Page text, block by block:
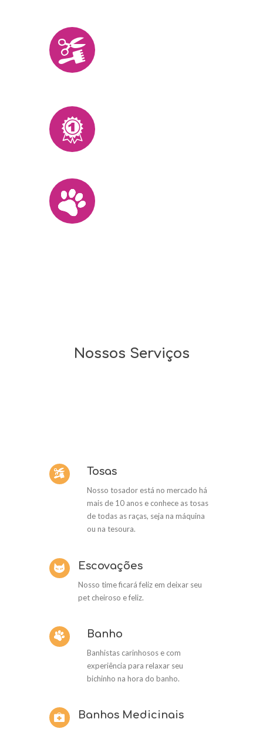
Nossos Serviços
Tosas
Nosso tosador está no mercado há
mais de 10 anos e conhece as tosas
de todas as raças, seja na máquina
ou na tesoura.
Escovações
Nosso time ficará feliz em deixar seu
pet cheiroso e feliz.
Banho
Banhistas carinhosos e com
experiência para relaxar seu
bichinho na hora do banho.
Banhos Medicinais